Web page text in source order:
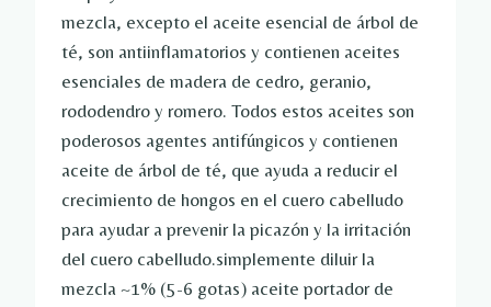
mezcla, excepto el aceite esencial de árbol de
té, son antiinflamatorios y contienen aceites
esenciales de madera de cedro, geranio,
rododendro y romero. Todos estos aceites son
poderosos agentes antifúngicos y contienen
aceite de árbol de té, que ayuda a reducir el
crecimiento de hongos en el cuero cabelludo
para ayudar a prevenir la picazón y la irritación
del cuero cabelludo.simplemente diluir la
mezcla ~1% (5-6 gotas) aceite portador de